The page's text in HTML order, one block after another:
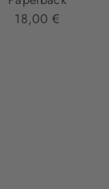
18,00 €